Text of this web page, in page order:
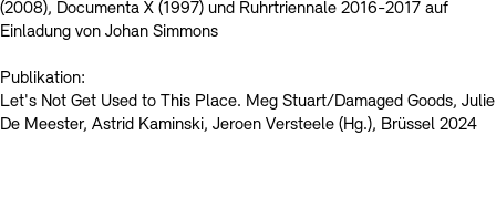
(2008), Documenta X (1997) und Ruhrtriennale 2016-2017 auf
Einladung von Johan Simmons
Publikation:
Let's Not Get Used to This Place. Meg Stuart/Damaged Goods, Julie
De Meester, Astrid Kaminski, Jeroen Versteele (Hg.), Brüssel 2024